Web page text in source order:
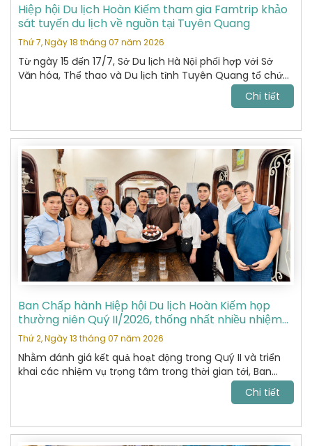
Hiệp hội Du lịch Hoàn Kiếm tham gia Famtrip khảo
sát tuyến du lịch về nguồn tại Tuyên Quang
Thứ 7, Ngày 18 tháng 07 năm 2026
Từ ngày 15 đến 17/7, Sở Du lịch Hà Nội phối hợp với Sở
Văn hóa, Thể thao và Du lịch tỉnh Tuyên Quang tổ chức
chương trình khảo sát, xây dựng và kết nối các sản
Chi tiết
Ban Chấp hành Hiệp hội Du lịch Hoàn Kiếm họp
thường niên Quý II/2026, thống nhất nhiều nhiệm
vụ trọng tâm
Thứ 2, Ngày 13 tháng 07 năm 2026
Nhằm đánh giá kết quả hoạt động trong Quý II và triển
khai các nhiệm vụ trọng tâm trong thời gian tới, Ban
Chấp hành Hiệp hội Du lịch Hoàn Kiếm đã tổ chức cuộc
họp thường niên Quý II năm 2026 với sự tham dự của
môn.
Chi tiết